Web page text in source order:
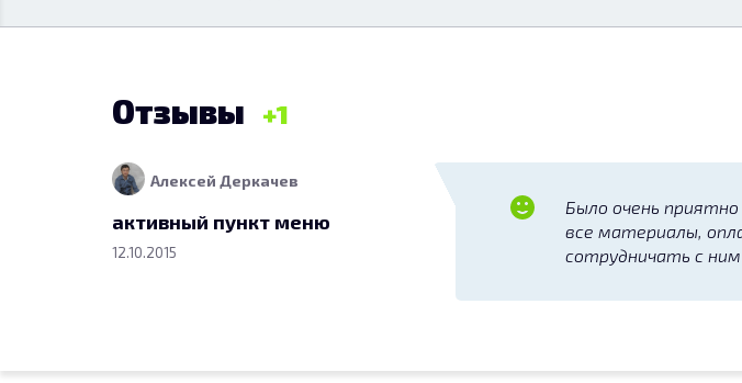
Отзывы 1
Алексей Деркачев
активный пункт меню
12.10.2015
Было очень
все материалы,
сотрудничать с